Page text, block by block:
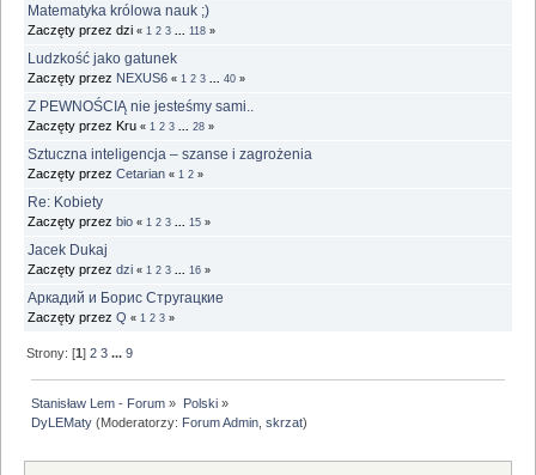
Matematyka królowa nauk ;)
Zaczęty przez dzi « 1 2 3 118 »
Ludzkość jako gatunek
Zaczęty przez NEXUS6 « 1 2 3 40 »
Z PEWNOŚCIĄ nie jesteśmy sami..
Zaczęty przez Kru « 1 2 3 28 »
Sztuczna inteligencja – szanse i zagrożenia
Zaczęty przez Cetarian « 1 2 »
Re: Kobiety
Zaczęty przez bio « 1 2 3 15 »
Jacek Dukaj
Zaczęty przez dzi « 1 2 3 16 »
Аркадий и Борис Стругацкие
Zaczęty przez Q « 1 2 3 »
Strony: [1]2 3 ...9
Stanisław Lem - Forum » Polski»
DyLEMaty (Moderatorzy: Forum Admin ,skrzat)